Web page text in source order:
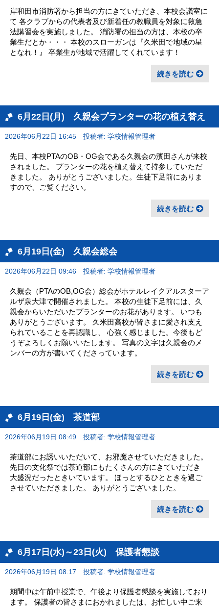
岸和田市消防署から担当の方にきていただき、本校会議室に
て 各クラブからの代表者及び新着任の教職員を対象に救急
法講習会を実施しました。 消防署の担当の方は、本校の卒
業生だとか・・・ 本校のスローガンは『久米田で地域の星
となれ！』 卒業生が地域で活躍してくれています！
続きを読む
6月22日(月) 久親会プランターの花の植え替え
2026年06月22日 16:45 投稿者: 学校情報管理者
先日、本校PTAのOB・OG会である久親会の濱田さんが来校
されました。 プランターの花を植え替えて持参していただ
きました。 ありがとうございました。生徒下足前にありま
すので、ご覧ください。
続きを読む
6月19日(金) 久親会総会
2026年06月22日 09:46 投稿者: 学校情報管理者
久親会（PTAのOB,OG会）総会がホテルレイクアルスターア
ルザ泉大津で開催されました。 本校の生徒下足前には、久
親会からいただいたプランターのお花があります。 いつも
ありがとうございます。 久米田高校が皆さまに愛され支え
られていることを再認識し、 心強く感じました。今後もど
うぞよろしくお願いいたします。 写真の文字は久親会のメ
ンバーの方が書いてくださっています。
続きを読む
6月19日(金) 茶道部
2026年06月19日 08:49 投稿者: 学校情報管理者
茶道部にお誘いいただいて、お邪魔させていただきました。
先日の文化祭では茶道部にもたくさんの方にきていただき
大盛況だったときいています。 ほっとするひとときを過ご
させていただきました。 ありがとうございました。
続きを読む
6月17日(水)～23日(火) 保護者懇談
2026年06月19日 08:17 投稿者: 学校情報管理者
期間中は午前中授業で、午後より保護者懇談を実施しており
ます。 保護者の皆さまにおかれましたは、お忙しい中ご来